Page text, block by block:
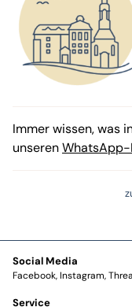
Immer wissen, was
unserenWhatsApp-
Social Media
Facebook Instagram
Service